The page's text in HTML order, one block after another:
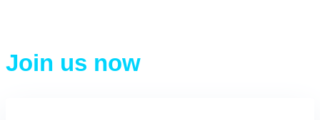
Join us now